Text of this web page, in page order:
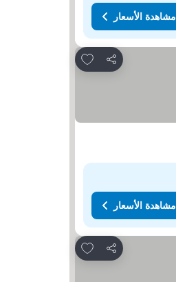
مشاهدة الأسعار
مشاركة
Add to favorites
مشاهدة الأسعار
مشاركة
Add to favorites